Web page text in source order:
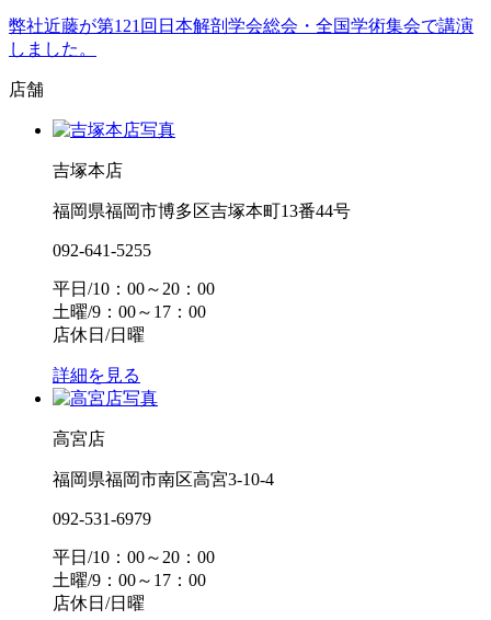
弊社近藤が第121回日本解剖学会総会・全国学術集会で講演
しました。
店舗
吉塚本店
福岡県福岡市博多区吉塚本町13番44号
092-641-5255
平日/10：00～20：00
土曜/9：00～17：00
店休日/日曜
詳細を見る
高宮店
福岡県福岡市南区高宮3-10-4
092-531-6979
平日/10：00～20：00
土曜/9：00～17：00
店休日/日曜